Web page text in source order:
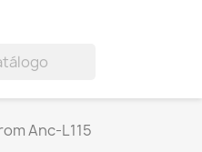
Anc-L115